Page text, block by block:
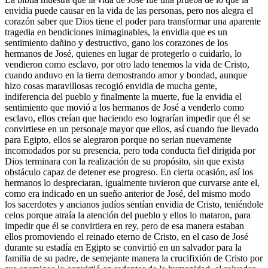
envidia puede causar en la vida de las personas, pero nos alegra el
corazón saber que Dios tiene el poder para transformar una aparente
tragedia en bendiciones inimaginables, la envidia que es un
sentimiento dañino y destructivo, gano los corazones de los
hermanos de José, quienes en lugar de protegerlo o cuidarlo, lo
vendieron como esclavo, por otro lado tenemos la vida de Cristo,
cuando anduvo en la tierra demostrando amor y bondad, aunque
hizo cosas maravillosas recogió envidia de mucha gente,
indiferencia del pueblo y finalmente la muerte, fue la envidia el
sentimiento que movió a los hermanos de José a venderlo como
esclavo, ellos creían que haciendo eso lograrían impedir que él se
convirtiese en un personaje mayor que ellos, así cuando fue llevado
para Egipto, ellos se alegraron porque no serian nuevamente
incomodados por su presencia, pero toda conducta fiel dirigida por
Dios terminara con la realización de su propósito, sin que exista
obstáculo capaz de detener ese progreso. En cierta ocasión, así los
hermanos lo despreciaran, igualmente tuvieron que curvarse ante el,
como era indicado en un sueño anterior de José, del mismo modo
los sacerdotes y ancianos judíos sentían envidia de Cristo, teniéndole
celos porque atraía la atención del pueblo y ellos lo mataron, para
impedir que él se convirtiera en rey, pero de esa manera estaban
ellos promoviendo el reinado eterno de Cristo, en el caso de José
durante su estadía en Egipto se convirtió en un salvador para la
familia de su padre, de semejante manera la crucifixión de Cristo por